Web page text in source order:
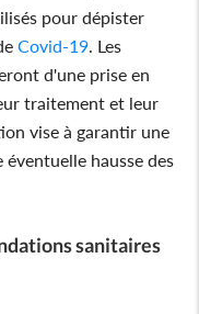
pour dépister
Covid-19 . Les
d'une prise en
traitement et leur
vise à garantir une
hausse des
sanitaires